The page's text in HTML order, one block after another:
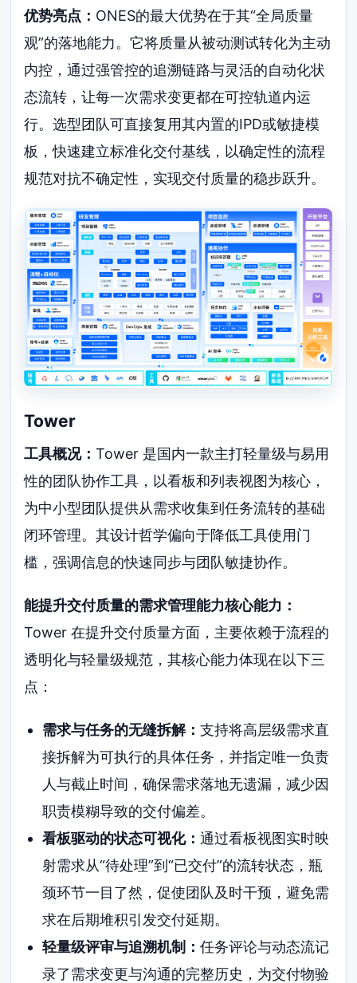
优势亮点： ONES的最大优势在于其“全局质量
观”的落地能力。它将质量从被动测试转化为主动
内控，通过强管控的追溯链路与灵活的自动化状
态流转，让每一次需求变更都在可控轨道内运
行。选型团队可直接复用其内置的IPD或敏捷模
板，快速建立标准化交付基线，以确定性的流程
规范对抗不确定性，实现交付质量的稳步跃升。
Tower
工具概况：Tower 是国内一款主打轻量级与易用
性的团队协作工具，以看板和列表视图为核心，
为中小型团队提供从需求收集到任务流转的基础
闭环管理。其设计哲学偏向于降低工具使用门
槛，强调信息的快速同步与团队敏捷协作。
能提升交付质量的需求管理能力核心能力：
Tower 在提升交付质量方面，主要依赖于流程的
透明化与轻量级规范，其核心能力体现在以下三
点：
需求与任务的无缝拆解： 支持将高层级需求直
接拆解为可执行的具体任务，并指定唯一负责
人与截止时间，确保需求落地无遗漏，减少因
职责模糊导致的交付偏差。
看板驱动的状态可视化： 通过看板视图实时映
射需求从“待处理”到“已交付”的流转状态，瓶
颈环节一目了然，促使团队及时干预，避免需
求在后期堆积引发交付延期。
轻量级评审与追溯机制： 任务评论与动态流记
录了需求变更与沟通的完整历史，为交付物验